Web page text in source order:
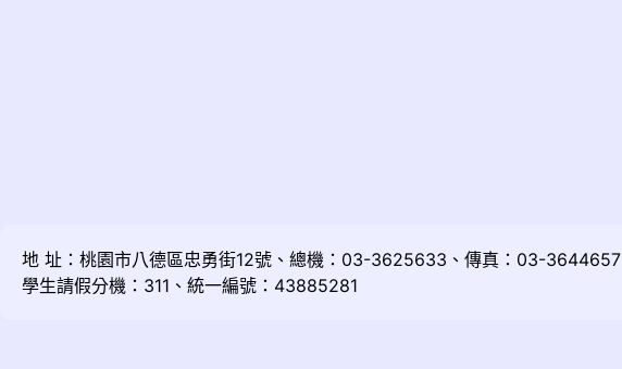
地 址：桃園市八德區忠勇街12號、總機：03-3625633、傳真：03-3644657
學生請假分機：311、統一編號：43885281